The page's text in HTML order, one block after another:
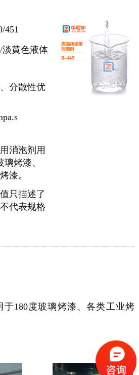
451
淡黄色液体
分散性优
消泡剂用
璃烤漆、
漆。
只描述了
代表规格
于180度玻璃烤漆、各类工业烤